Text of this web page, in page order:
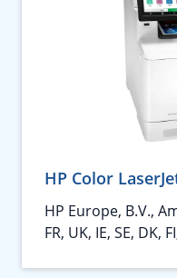
HP Color
HP Europe, B.V.,
FR, UK, IE, SE, DK,